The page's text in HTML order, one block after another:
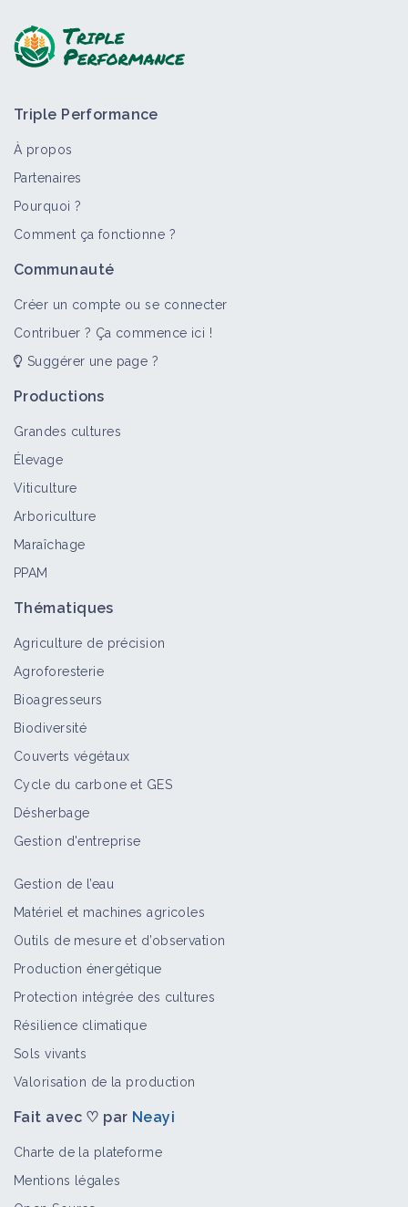
Triple Performance
À propos
Partenaires
Pourquoi ?
Comment ça fonctionne ?
Communauté
Créer un compte ou se connecter
Contribuer ? Ça commence ici !
Suggérer une page ?
Productions
Grandes cultures
Élevage
Viticulture
Arboriculture
Maraîchage
PPAM
Thématiques
Agriculture de précision
Agroforesterie
Bioagresseurs
Biodiversité
Couverts végétaux
Cycle du carbone et GES
Désherbage
Gestion d'entreprise
Gestion de l’eau
Matériel et machines agricoles
Outils de mesure et d’observation
Production énergétique
Protection intégrée des cultures
Résilience climatique
Sols vivants
Valorisation de la production
Fait avec ♡ par Neayi
Charte de la plateforme
Mentions légales